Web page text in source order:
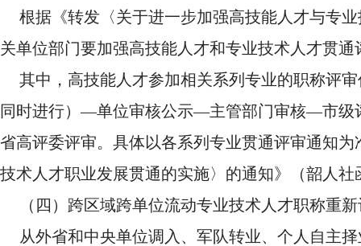
根据《转发〈关于进一步加强高技能人才与专
关单位部门要加强高技能人才和专业技术人才贯
其中，高技能人才参加相关系列专业的职称评
同时进行）—单位审核公示—主管部门审核—市级
省高评委评审。具体以各系列专业贯通评审通知
技术人才职业发展贯通的实施〉的通知》（韶人社
（四）跨区域跨单位流动专业技术人才职称重
从外省和中央单位调入、军队转业、个人自主